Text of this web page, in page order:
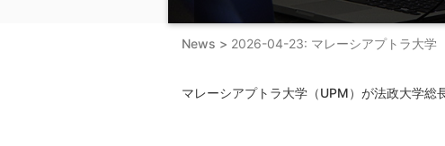
News > 2026-04-23: マレーシアプトラ大学
マレーシアプトラ大学（UPM）が法政大学総